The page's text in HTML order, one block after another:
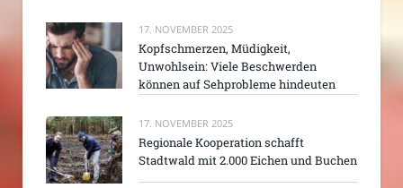
17. NOVEMBER 2025
Kopfschmerzen, Müdigkeit,
Unwohlsein: Viele Beschwerden
können auf Sehprobleme hindeuten
17. NOVEMBER 2025
Regionale Kooperation schafft
Stadtwald mit 2.000 Eichen und Buchen